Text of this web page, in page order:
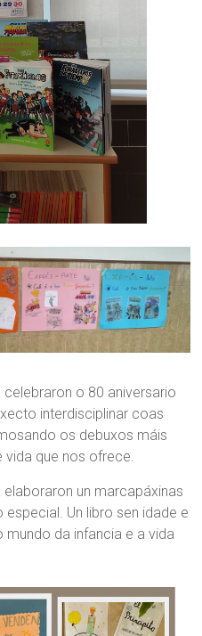
celebraron o 80 aniversario
interdisciplinar coas
os debuxos máis
que nos ofrece.
un marcapáxinas
Un libro sen idade e
da infancia e a vida